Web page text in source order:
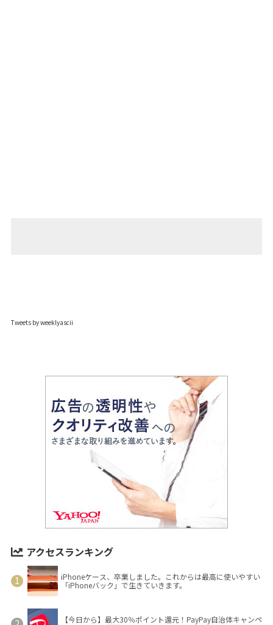
Tweets by weeklyascii
アクセスランキング
iPhoneケース、卒業しました。これからは最高に使いやすい
「iPhoneバック」で生きていきます。
【今日から】最大30％ポイント還元！PayPay自治体キャンペ